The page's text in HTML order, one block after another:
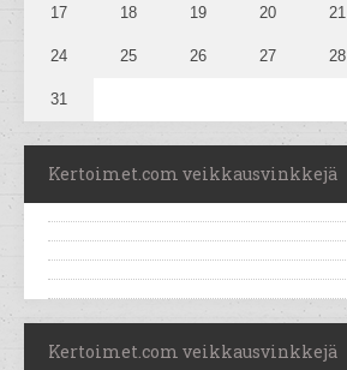
17 18 19 20 21
24 25 26 27 28
31
Kertoimet.com veikkausvinkkejä
Kertoimet.com veikkausvinkkejä